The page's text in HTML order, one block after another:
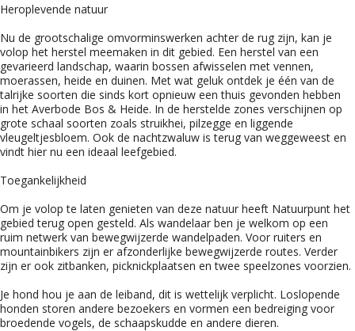
Heroplevende natuur
Nu de grootschalige omvorminswerken achter de rug zijn, kan je
volop het herstel meemaken in dit gebied. Een herstel van een
gevarieerd landschap, waarin bossen afwisselen met vennen,
moerassen, heide en duinen. Met wat geluk ontdek je één van de
talrijke soorten die sinds kort opnieuw een thuis gevonden hebben
in het Averbode Bos & Heide. In de herstelde zones verschijnen op
grote schaal soorten zoals struikhei, pilzegge en liggende
vleugeltjesbloem. Ook de nachtzwaluw is terug van weggeweest en
vindt hier nu een ideaal leefgebied.
Toegankelijkheid
Om je volop te laten genieten van deze natuur heeft Natuurpunt het
gebied terug open gesteld. Als wandelaar ben je welkom op een
ruim netwerk van bewegwijzerde wandelpaden. Voor ruiters en
mountainbikers zijn er afzonderlijke bewegwijzerde routes. Verder
zijn er ook zitbanken, picknickplaatsen en twee speelzones voorzien.
Je hond hou je aan de leiband, dit is wettelijk verplicht. Loslopende
honden storen andere bezoekers en vormen een bedreiging voor
broedende vogels, de schaapskudde en andere dieren.